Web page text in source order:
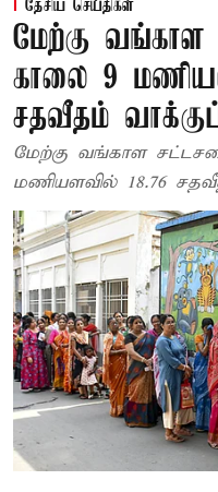
தேசிய செய்திகள்
மேற்கு
காலை 9
சதவீதம்
மேற்கு வங்காள
மணியளவில் 18.76